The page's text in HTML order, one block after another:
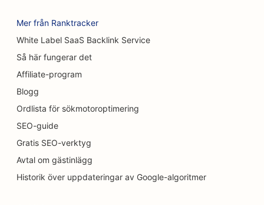
SEO för kaféer
SEO för matt- och golvbutiker
SEO för Chemical Peel-tjänster
SEO för kattkaféer
SEO för kiropraktorer
SEO för städtjänster
SEO för kaféer
Mer från Ranktracker
White Label SaaS Backlink Service
Så här fungerar det
Affiliate-program
Blogg
Ordlista för sökmotoroptimering
SEO-guide
Gratis SEO-verktyg
Avtal om gästinlägg
Historik över uppdateringar av Google-algoritmer